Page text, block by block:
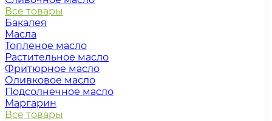
Все товары
Бакалея
Масла
Топленое масло
Растительное масло
Фритюрное масло
Оливковое масло
Подсолнечное масло
Маргарин
Все товары